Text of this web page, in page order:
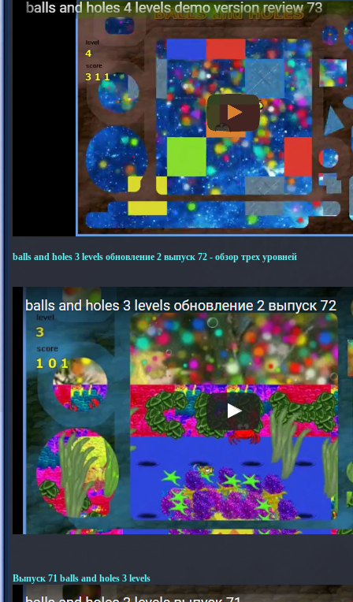
balls and holes 3 levels обновление 2 выпуск 72 - обзор трех уровней
Выпуск 71 balls and holes 3 levels